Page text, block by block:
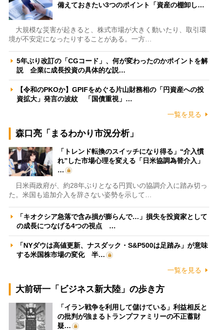
備えておきたい3つのポイント「資産の棚卸し…
大規模な災害が起きると、株式市場が大きく動いたり、取引環
境が不安定になったりすることがある。一方…
5年ぶり改訂の「CGコード」、何が変わったのかポイントを解
説 企業に成長投資の具体的な説…
【令和のPKOか】GPIFをめぐる片山財務相の「円資産への投
資拡大」発言の波紋 「国債重視」…
一覧を見る
森口亮「まるわかり市況分析」
「トレンド転換のスイッチになり得る」“介入慣
れ”した市場心理を変える「日米協調為替介入」
…
日米両政府が、約28年ぶりとなる円買いの協調介入に踏み切っ
た。米国も追加介入を辞さない姿勢を示して…
「キオクシア急落で含み損が膨らんで…」損失を投資家として
の成長につなげる4つの視点 …
「NYダウは高値更新、ナスダック・S&P500は足踏み」が意味
する米国株市場の変化 半…
一覧を見る
大前研一「ビジネス新大陸」の歩き方
「イラン戦争を利用して儲けている」利益相反と
の批判が強まるトランプファミリーの不正蓄財
疑…